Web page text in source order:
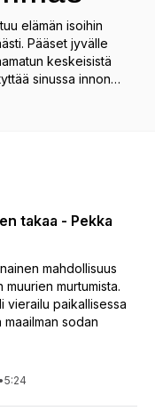
elämän isoihin
Pääset jyvälle
keskeisistä
sinussa innon
voit kohdata itse
takaa - Pekka
mahdollisuus
murtumista.
vierailu paikallisessa
sodan
•5:24